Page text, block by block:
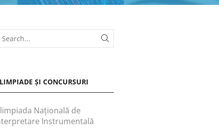
ȘI CONCURSURI
Națională de
Instrumentală